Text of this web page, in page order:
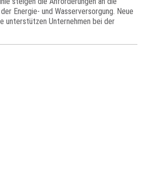
Energie‑ und Wasserversorgung. Neue
unterstützen Unternehmen bei der